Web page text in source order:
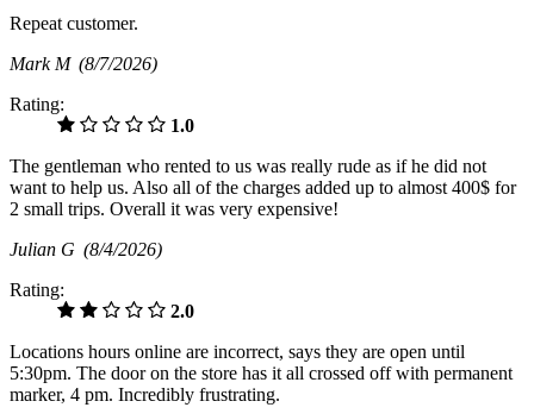
Repeat customer.
Mark M (8/7/2026)
Rating:
1.0
The gentleman who rented to us was really rude as if he did not
want to help us. Also all of the charges added up to almost 400$ for
2 small trips. Overall it was very expensive!
Julian G (8/4/2026)
Rating:
2.0
Locations hours online are incorrect, says they are open until
5:30pm. The door on the store has it all crossed off with permanent
marker, 4 pm. Incredibly frustrating.